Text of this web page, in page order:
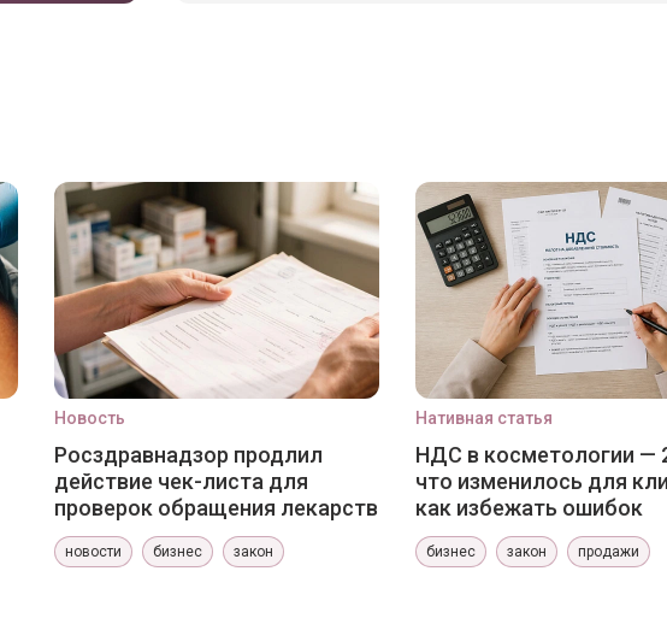
Новость
Росздравнадзор продлил
действие чек-листа для
проверок обращения лекарств
новости бизнес закон
Нативная статья
НДС в косметологии —
что изменилось для
как избежать ошибок
бизнес закон продажи